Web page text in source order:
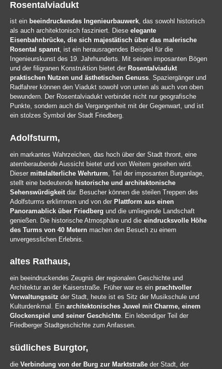
Rosentalviadukt
ist ein beeindruckendes Ingenieurbauwerk, das sowohl historisch
als auch architektonisch fasziniert. Diese elegante
Eisenbahnbrücke, die sich majestätisch über das malerische
Rosental spannt, ist ein herausragendes Beispiel für die
Ingenieurskunst des 19. Jahrhunderts. Mit seinen imposanten Bögen
und der filigranen Konstruktion bietet der Rosentalviadukt
praktischen Nutzen und ästhetischen Genuss. Spaziergänger und
Radfahrer können den Viadukt sowohl von unten als auch von oben
bewundern. Der Rosentalviadukt verbindet nicht nur geografische
Punkte, sondern auch die Vergangenheit mit der Gegenwart, und ist
ein stolzes Symbol der Stadt Friedberg.
Adolfsturm,
ein markantes Wahrzeichen, das hoch über der Stadt thront, eine
atemberaubende Aussicht bietet und von Weitem gesehen wird.
Dieser mittelalterliche Wehrturm , Teil der imposanten Burganlage,
stellt eine bedeutende historische und architektonische
Sehenswürdigkeit dar. Besucher können die steilen Treppen des
Adolfsturms erklimmen und von der Plattform aus einen
Panoramablick über Friedberg und die umliegende Landschaft
genießen. Die historische Atmosphäre und die eindrucksvolle Höhe
des Turms von 40 Metern machen den Besuch zu einem
unvergesslichen Erlebnis.
altes Rathaus,
ein beeindruckendes Zeugnis der regionalen Geschichte und
Architektur an der Kaiserstraße. Früher war es ein prachtvoller
Verwaltungssitz der Stadt, heute ist es Sitz der Musikschule und
Kulturdenkmal. Ein architektonisches Juwel mit Charme, einem
Glockenspiel und seiner Geschichte. Ein lebendiger Teil der
Friedberger Stadtgeschichte zum Anfassen.
südliches Burgtor,
die Verbindung von der Burg zur Marktstraße der Stadt, der